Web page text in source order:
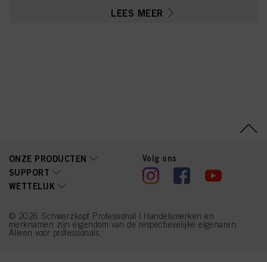
nes, Linalyl Acetate,
LEES MEER
ONZE PRODUCTEN
SUPPORT
WETTELIJK
Volg ons
© 2026 Schwarzkopf Professional | Handelsmerken en
merknamen zijn eigendom van de respectievelijke eigenaren.
Alleen voor professionals.